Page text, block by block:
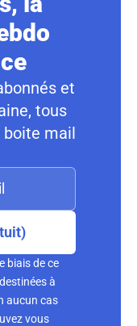
et
tous
boite mail
biais de ce
à
aucun cas
vous